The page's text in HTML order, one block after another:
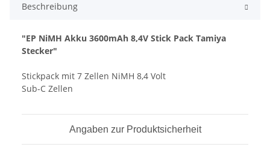
Beschreibung
"EP NiMH Akku 3600mAh 8,4V Stick Pack Tamiya
Stecker"
Stickpack mit 7 Zellen NiMH 8,4 Volt
Sub-C Zellen
Angaben zur Produktsicherheit